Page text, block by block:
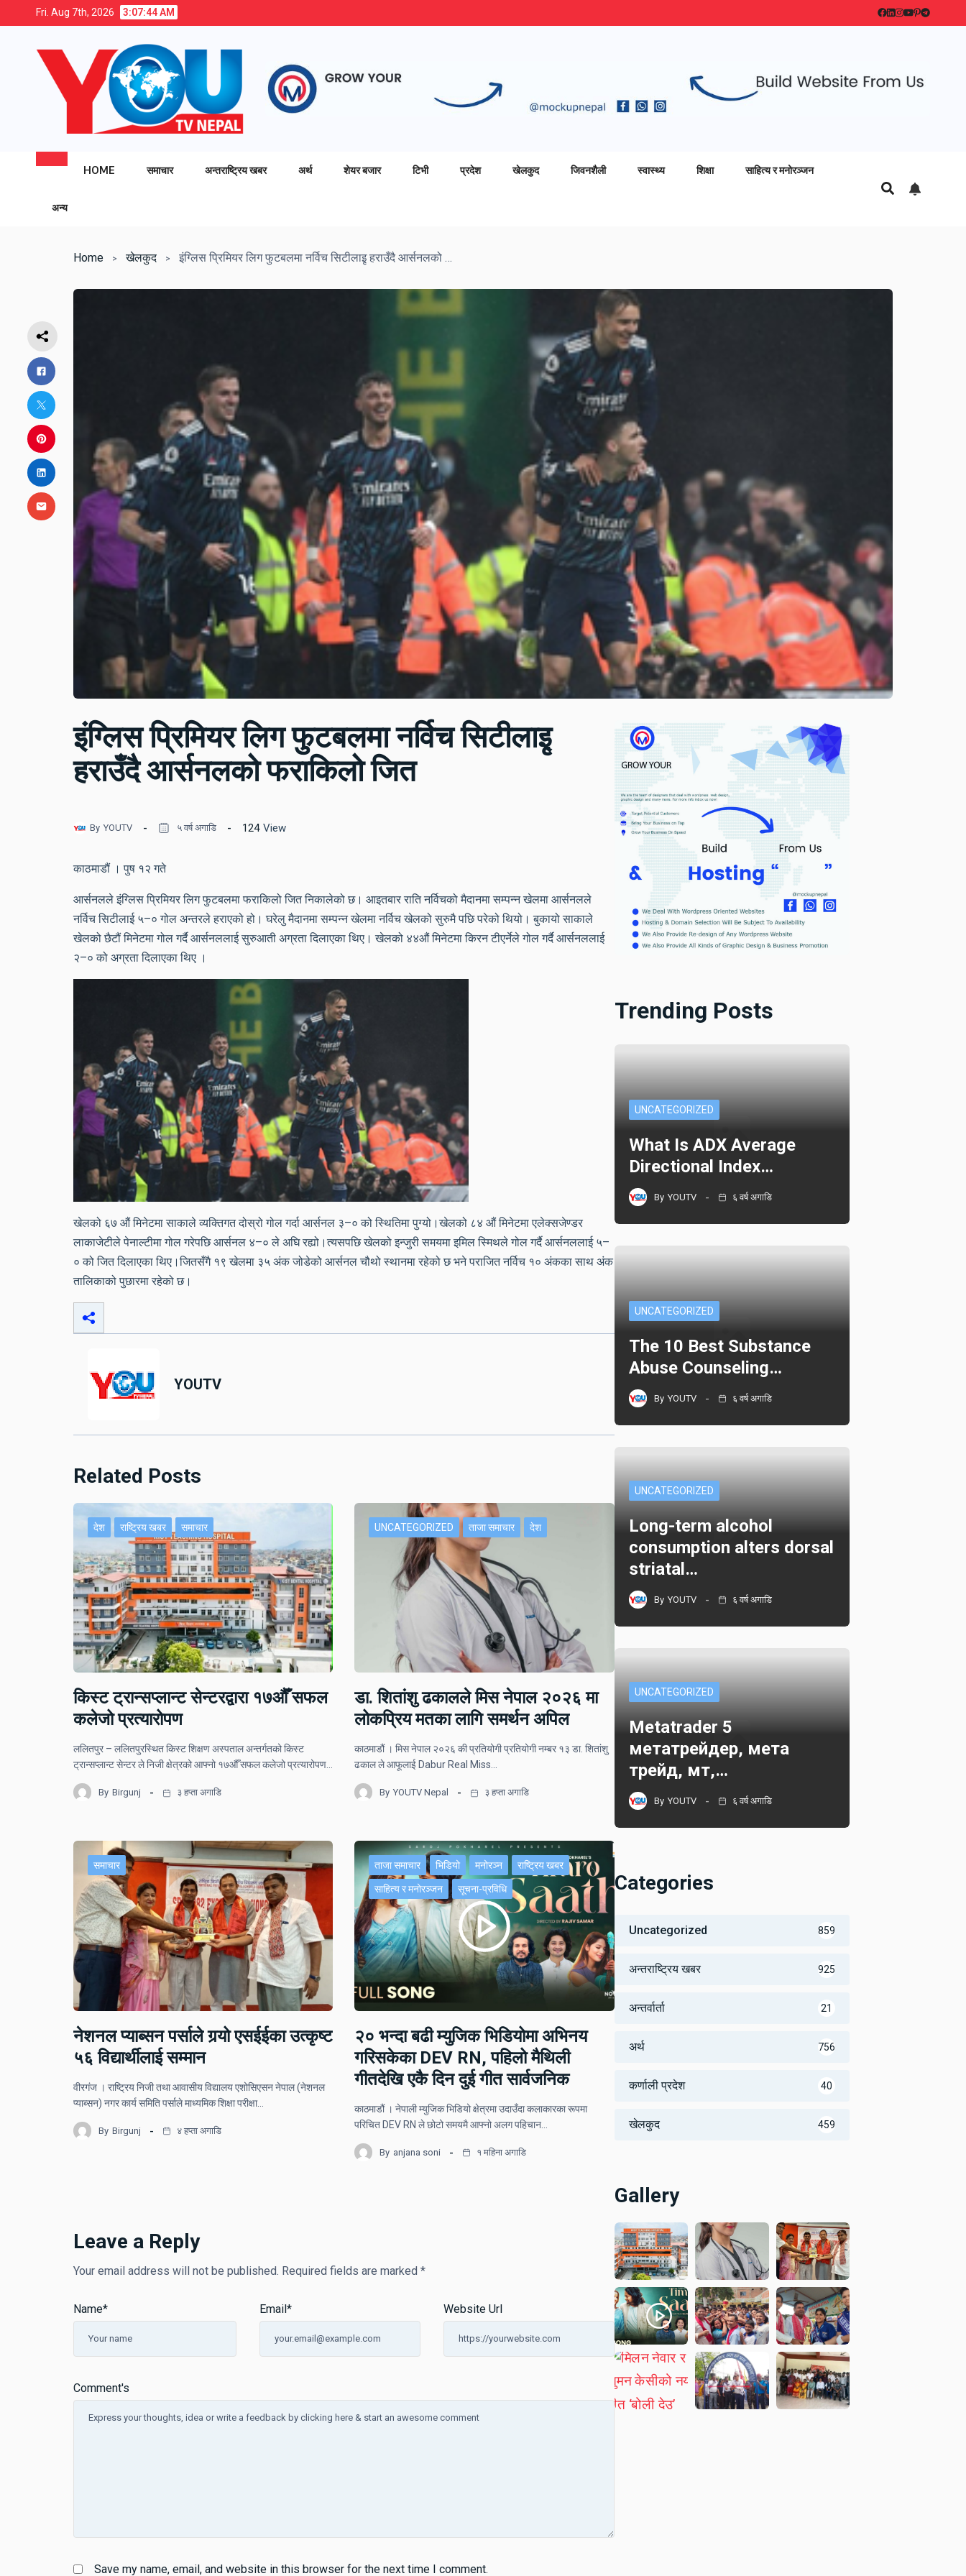
Fri. Aug 7th, 2026 3:07:46 AM
HOME समाचार अन्तराष्ट्रिय खबर अर्थ शेयर बजार टिभी प्रदेश खेलकुद जिवनशैली स्वास्थ्य शिक्षा साहित्य र मनोरञ्जन
अन्य
Home खेलकुद इंग्लिस प्रिमियर लिग फुटबलमा नर्विच सिटीलाइृ हराउँदै आर्सनलको फराकिलो जित
इंग्लिस प्रिमियर लिग फुटबलमा नर्विच सिटीलाइृ
हराउँदै आर्सनलको फराकिलो जित
By YOUTV ५ वर्ष अगाडि 124 View
काठमाडौं । पुष १२ गते
आर्सनलले इंग्लिस प्रिमियर लिग फुटबलमा फराकिलो जित निकालेको छ। आइतबार राति नर्विचको मैदानमा सम्पन्न खेलमा आर्सनलले
नर्विच सिटीलाई ५–० गोल अन्तरले हराएको हो। घरेलु मैदानमा सम्पन्न खेलमा नर्विच खेलको सुरुमै पछि परेको थियो। बुकायो साकाले
खेलको छैटौं मिनेटमा गोल गर्दै आर्सनललाई सुरुआती अग्रता दिलाएका थिए। खेलको ४४औं मिनेटमा किरन टीएर्नेले गोल गर्दै आर्सनललाई
२–० को अग्रता दिलाएका थिए ।
खेलको ६७ औं मिनेटमा साकाले व्यक्तिगत दोस्रो गोल गर्दा आर्सनल ३–० को स्थितिमा पुग्यो।खेलको ८४ औं मिनेटमा एलेक्सजेण्डर
लाकाजेटीले पेनाल्टीमा गोल गरेपछि आर्सनल ४–० ले अघि रह्यो।त्यसपछि खेलको इन्जुरी समयमा इमिल स्मिथले गोल गर्दै आर्सनललाई ५–
० को जित दिलाएका थिए।जितसँगै १९ खेलमा ३५ अंक जोडेको आर्सनल चौथो स्थानमा रहेको छ भने पराजित नर्विच १० अंकका साथ अंक
तालिकाको पुछारमा रहेको छ।
YOUTV
Related Posts
देश राष्ट्रिय खबर समाचार
किस्ट ट्रान्सप्लान्ट सेन्टरद्वारा १७औँ सफल
कलेजो प्रत्यारोपण
ललितपुर – ललितपुरस्थित किस्ट शिक्षण अस्पताल अन्तर्गतको किस्ट
ट्रान्सप्लान्ट सेन्टर ले निजी क्षेत्रको आफ्नो १७औँ सफल कलेजो प्रत्यारोपण…
By Birgunj ३ हप्ता अगाडि
UNCATEGORIZED ताजा समाचार देश
डा. शितांशु ढकालले मिस नेपाल २०२६ मा
लोकप्रिय मतका लागि समर्थन अपिल
काठमाडौं । मिस नेपाल २०२६ की प्रतियोगी प्रतियोगी नम्बर १३ डा. शितांशु
ढकाल ले आफूलाई Dabur Real Miss…
By YOUTV Nepal ३ हप्ता अगाडि
समाचार
नेशनल प्याब्सन पर्साले गर्‍यो एसईईका उत्कृष्ट
५६ विद्यार्थीलाई सम्मान
वीरगंज । राष्ट्रिय निजी तथा आवासीय विद्यालय एशोसिएसन नेपाल (नेशनल
प्याब्सन) नगर कार्य समिति पर्साले माध्यमिक शिक्षा परीक्षा…
By Birgunj ४ हप्ता अगाडि
ताजा समाचार भिडियो मनोरञ्न राष्ट्रिय खबर
साहित्य र मनोरञ्जन सूचना-प्रविधि
२० भन्दा बढी म्युजिक भिडियोमा अभिनय
गरिसकेका DEV RN, पहिलो मैथिली
गीतदेखि एकै दिन दुई गीत सार्वजनिक
काठमाडौं । नेपाली म्युजिक भिडियो क्षेत्रमा उदाउँदा कलाकारका रूपमा
परिचित DEV RN ले छोटो समयमै आफ्नो अलग पहिचान…
By anjana soni १ महिना अगाडि
Leave a Reply
Your email address will not be published. Required fields are marked *
Comment's
Name* Email * Website Url
Save my name, email, and website in this browser for the next time I comment.
Trending Posts
UNCATEGORIZED
What Is ADX Average
Directional Index…
By YOUTV ६ वर्ष अगाडि
UNCATEGORIZED
The 10 Best Substance
Abuse Counseling…
By YOUTV ६ वर्ष अगाडि
UNCATEGORIZED
Long-term alcohol
consumption alters dorsal
striatal…
By YOUTV ६ वर्ष अगाडि
UNCATEGORIZED
Metatrader 5
метатрейдер, мета
трейд, мт,…
By YOUTV ६ वर्ष अगाडि
Categories
Uncategorized 859
अन्तराष्ट्रिय खबर 925
अन्तर्वार्ता 21
अर्थ 756
कर्णाली प्रदेश 40
खेलकुद 459
Gallery